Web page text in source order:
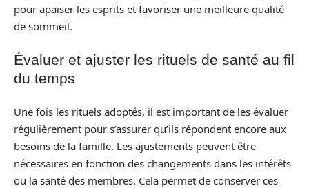
pour apaiser les esprits et favoriser une meilleure qualité
de sommeil.
Évaluer et ajuster les rituels de santé au fil
du temps
Une fois les rituels adoptés, il est important de les évaluer
régulièrement pour s’assurer qu’ils répondent encore aux
besoins de la famille. Les ajustements peuvent être
nécessaires en fonction des changements dans les intérêts
ou la santé des membres. Cela permet de conserver ces